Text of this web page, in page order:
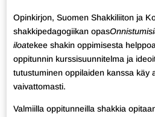
Opinkirjon, Suomen Shakkiliiton ja
shakkipedagogiikan opas
iloatekee shakin oppimisesta
oppitunnin kurssisuunnitelma ja
tutustuminen oppilaiden kanssa käy
vaivattomasti.
Valmiilla oppitunneilla shakkia